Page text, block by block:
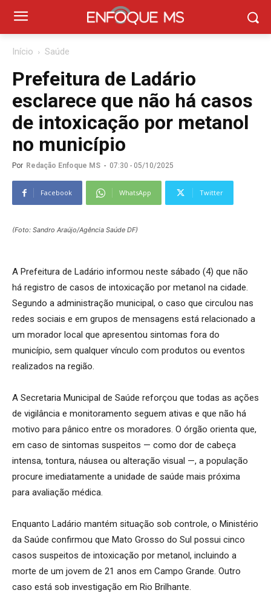
Início Saúde
Prefeitura de Ladário
esclarece que não há casos
de intoxicação por metanol
no município
Por Redação Enfoque MS - 07:30 - 05/10/2025
Facebook WhatsApp Twitter
(Foto: Sandro Araújo/Agência Saúde DF)
A Prefeitura de Ladário informou neste sábado (4) que não
há registro de casos de intoxicação por metanol na cidade.
Segundo a administração municipal, o caso que circulou nas
redes sociais e em grupos de mensagens está relacionado a
um morador local que apresentou sintomas fora do
município, sem qualquer vínculo com produtos ou eventos
realizados na região.
A Secretaria Municipal de Saúde reforçou que todas as ações
de vigilância e monitoramento seguem ativas e que não há
motivo para pânico entre os moradores. O órgão orienta que,
em caso de sintomas suspeitos — como dor de cabeça
intensa, tontura, náusea ou alteração visual —, a população
procure imediatamente a unidade de saúde mais próxima
para avaliação médica.
Enquanto Ladário mantém situação sob controle, o Ministério
da Saúde confirmou que Mato Grosso do Sul possui cinco
casos suspeitos de intoxicação por metanol, incluindo a
morte de um jovem de 21 anos em Campo Grande. Outro
caso está sob investigação em Rio Brilhante.